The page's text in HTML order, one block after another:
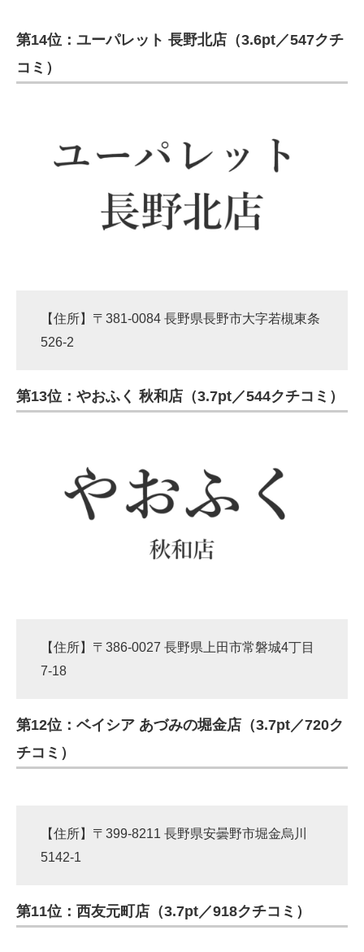
第14位：ユーパレット 長野北店（3.6pt／547クチ
コミ）
【住所】〒381-0084 長野県長野市大字若槻東条
526-2
第13位：やおふく 秋和店（3.7pt／544クチコミ）
【住所】〒386-0027 長野県上田市常磐城4丁目
7-18
第12位：ベイシア あづみの堀金店（3.7pt／720ク
チコミ）
【住所】〒399-8211 長野県安曇野市堀金烏川
5142-1
第11位：西友元町店（3.7pt／918クチコミ）